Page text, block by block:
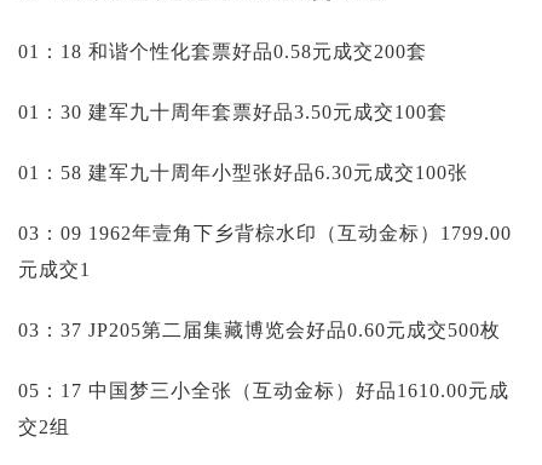
01：18 和谐个性化套票好品0.58元成交200套
01：30 建军九十周年套票好品3.50元成交100套
01：58 建军九十周年小型张好品6.30元成交100张
03：09 1962年壹角下乡背棕水印（互动金标）1799.00
元成交1
03：37 JP205第二届集藏博览会好品0.60元成交500枚
05：17 中国梦三小全张（互动金标）好品1610.00元成
交2组